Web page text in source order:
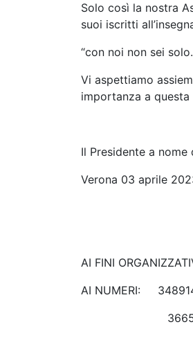
Solo così la nostra
suoi iscritti
“con noi non sei
Vi aspettiamo
importanza a questa
Il Presidente a
Verona 03 aprile
AI FINI
AI NUMERI: